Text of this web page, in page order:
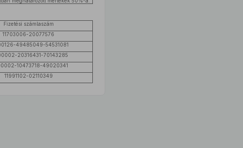
Fizetési számlaszám
11703006-20077576
49485049-54531081
20316431-70143285
10473718-49020341
11991102-02110349